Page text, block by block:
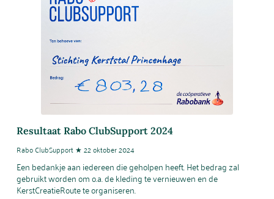
Resultaat Rabo ClubSupport 2024
Rabo ClubSupport ★ 22 oktober 2024
Een bedankje aan iedereen die geholpen heeft. Het bedrag zal
gebruikt worden om o.a. de kleding te vernieuwen en de
KerstCreatieRoute te organiseren.